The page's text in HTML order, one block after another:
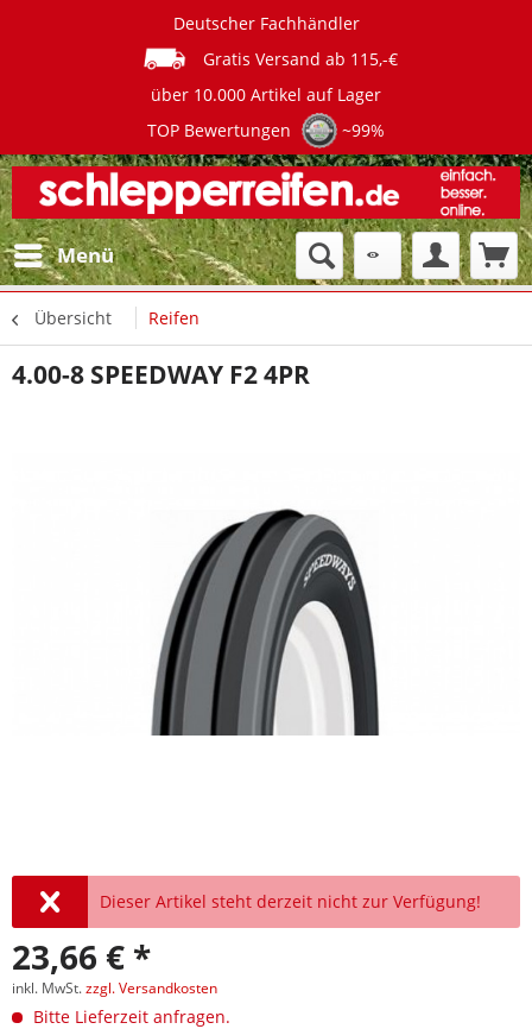
Deutscher Fachhändler
Gratis Versand ab 115,-€
über 10.000 Artikel auf Lager
TOP Bewertungen
~99%
Menü
Übersicht Reifen
4.00-8 SPEEDWAY F2 4PR
Dieser Artikel steht derzeit nicht zur Verfügung!
23,66 € *
inkl. MwSt.zzgl. Versandkosten
Bitte Lieferzeit anfragen.